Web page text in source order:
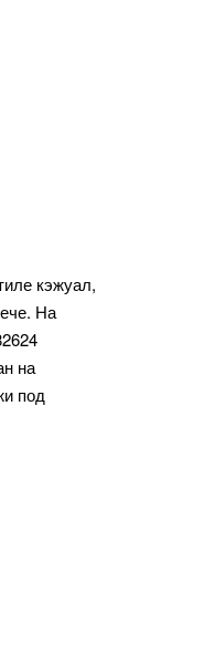
кэжуал,
На
на
под